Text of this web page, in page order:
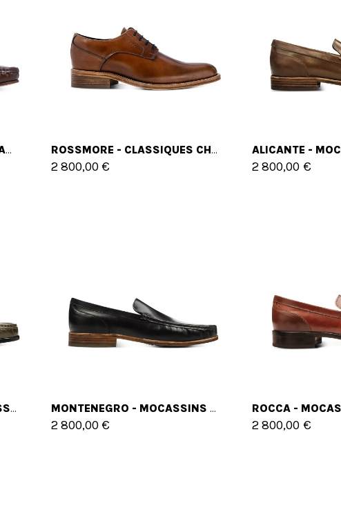
FUJAIRA - MOCASSINS REHAUSSANTS EN CUIR SHELL CORDOVAN JUSQU'À 6 CM EN PLUS ROSSMORE - CLASSIQUES CHAUSSURES REHAUSSANTES EN CUIR SHELL CORDOVAN DE 6 CM À 8 CM EN PLUS
2 800,00 € 2 800,00 €
JAEN - MOCASSINS REHAUSSANTS EN CUIR SHELL CORDOVAN JUSQU'À 6 CM EN PLUS MONTENEGRO - MOCASSINS REHAUSSANTS EN CUIR SHELL CORDOVAN JUSQU'À 6 CM EN PLUS
2 800,00 € 2 800,00 €